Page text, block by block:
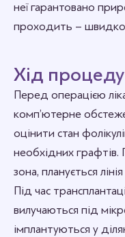
неї гарантовано
проходить –
Хід
Перед операцією
комп’ютерне
оцінити стан
необхідних
зона, планується
Під час
вилучаються під
імплантуються у